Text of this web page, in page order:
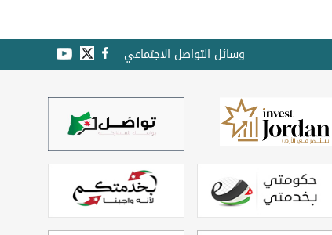
وسائل التواصل الاجتماعي